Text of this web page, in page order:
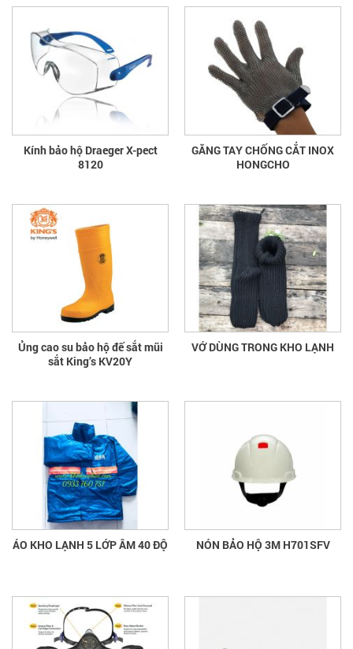
Kính bảo hộ Draeger X-pect
8120
GĂNG TAY CHỐNG CẮT INOX
HONGCHO
Ủng cao su bảo hộ đế sắt mũi
sắt King’s KV20Y
VỚ DÙNG TRONG KHO LẠNH
ÁO KHO LẠNH 5 LỚP ÂM 40 ĐỘ NÓN BẢO HỘ 3M H701SFV